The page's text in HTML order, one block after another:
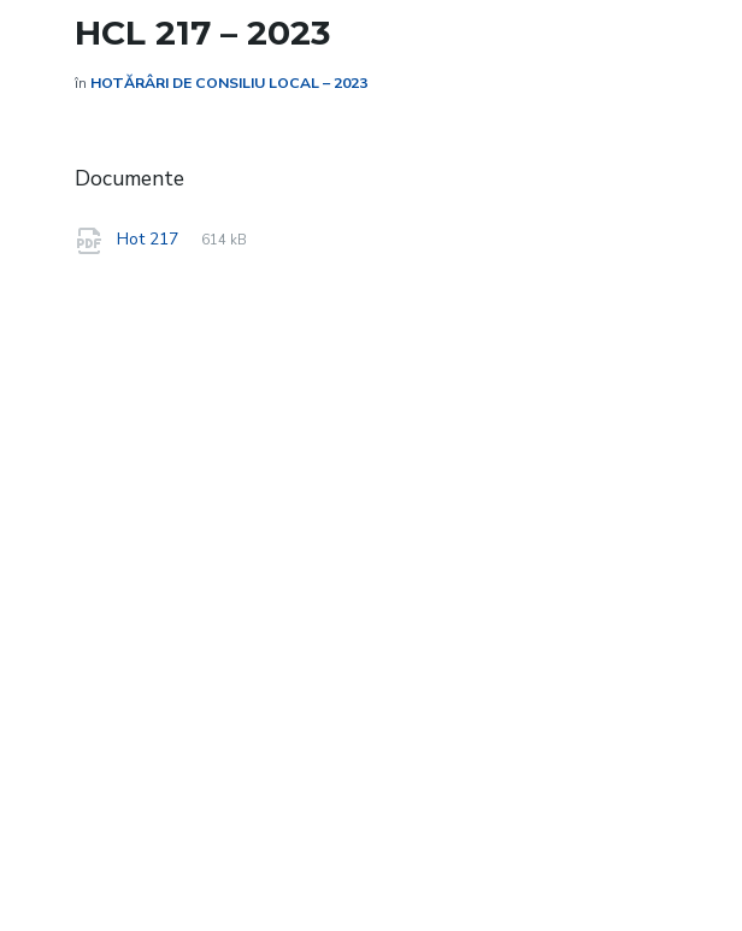
HCL 217 – 2023
în HOTĂRÂRI DE CONSILIU LOCAL – 2023
Documente
Hot 217
File
pdf
File
614 kB